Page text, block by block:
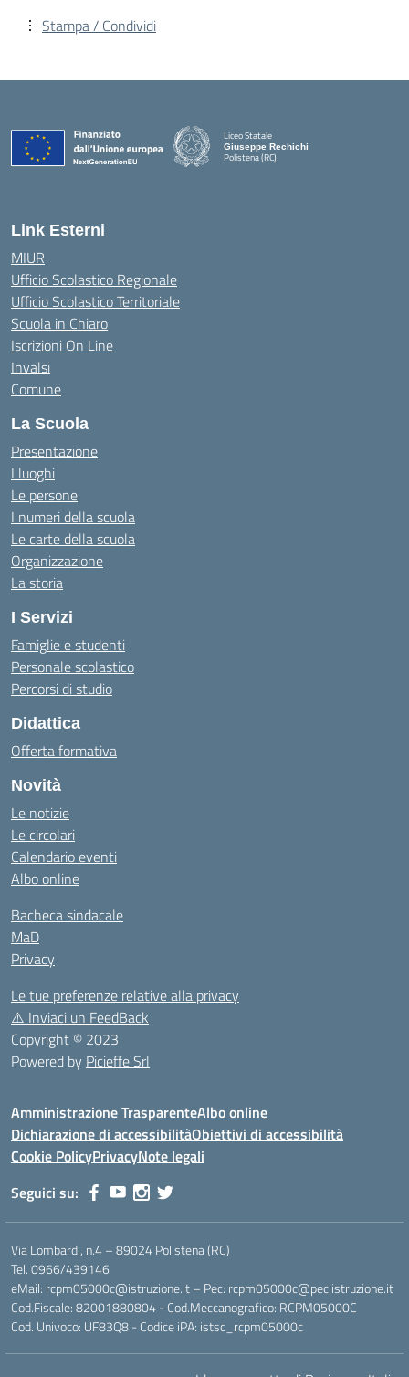
Stampa / Condividi
Liceo Statale
Giuseppe Rechichi
Polistena (RC)
Link Esterni
MIUR
Ufficio Scolastico Regionale
Ufficio Scolastico Territoriale
Scuola in Chiaro
Iscrizioni On Line
Invalsi
Comune
La Scuola
Presentazione
I luoghi
Le persone
I numeri della scuola
Le carte della scuola
Organizzazione
La storia
I Servizi
Famiglie e studenti
Personale scolastico
Percorsi di studio
Didattica
Offerta formativa
Novità
Le notizie
Le circolari
Calendario eventi
Albo online
Bacheca sindacale
MaD
Privacy
Le tue preferenze relative alla privacy
⚠️ Inviaci un FeedBack
Copyright © 2023
Powered by Picieffe Srl
Amministrazione TrasparenteAlbo online
Dichiarazione di accessibilitàObiettivi di accessibilità
Cookie PolicyPrivacyNote legali
Seguici su:
Via Lombardi, n.4 – 89024 Polistena (RC)
Tel. 0966/439146
eMail: rcpm05000c@istruzione.it – Pec: rcpm05000c@pec.istruzione.it
Cod.Fiscale: 82001880804 - Cod.Meccanografico: RCPM05000C
Cod. Univoco: UF83Q8 - Codice iPA: istsc_rcpm05000c